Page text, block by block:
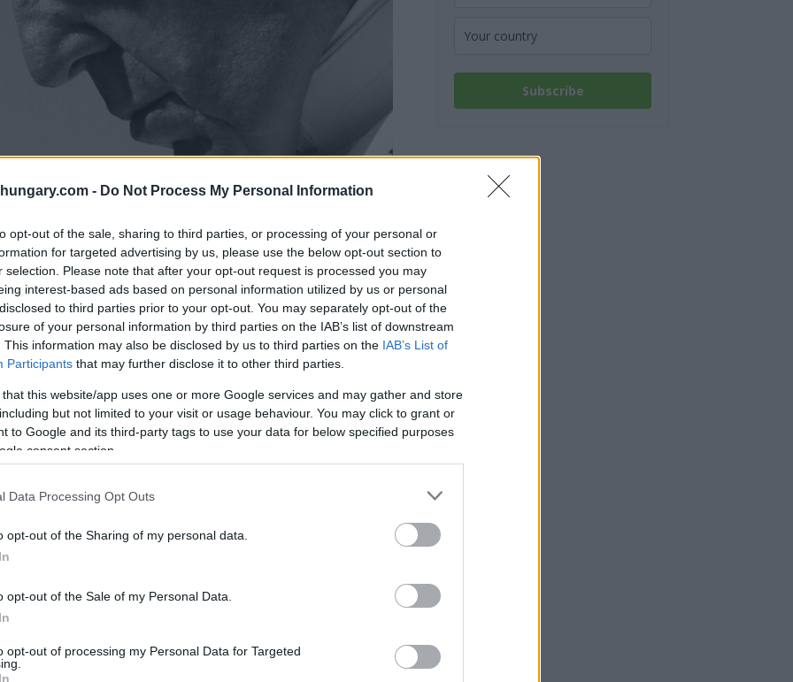
- Do Not Process My Personal Information
opt-out of the sale, sharing to third parties, or processing of your personal or
for targeted advertising by us, please use the below opt-out section to
selection. Please note that after your opt-out request is processed you may
interest-based ads based on personal information utilized by us or personal
to third parties prior to your opt-out. You may separately opt-out of the
of your personal information by third parties on the IAB’s list of downstream
This information may also be disclosed by us to third parties on the IAB’s List of
Participants that may further disclose it to other third parties.
that this website/app uses one or more Google services and may gather and store
but not limited to your visit or usage behaviour. You may click to grant or
to Google and its third-party tags to use your data for below specified purposes
consent section.
Data Processing Opt Outs
opt-out of the Sharing of my personal data.
opt-out of the Sale of my Personal Data.
opt-out of processing my Personal Data for Targeted
Papa Francesco recentemente approvato nei
tutto’
su Facebook il premier della” Viktor Orbán, in
post di Orbán includeva una sua fotografia in
in pace’
della Repubblica Tamas Sulyok ha scritto in un
Subscribe